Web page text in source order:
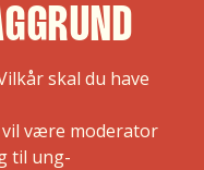
skal du have
være moderator
til ung-